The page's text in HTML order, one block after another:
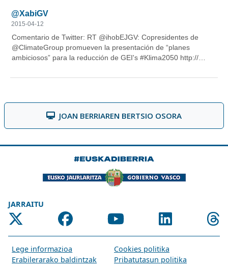
JOAN BERRIAREN BERTSIO OSORA
JARRAITU
Lege informazioa
Cookies politika
Erabilerarako baldintzak
Pribatutasun politika